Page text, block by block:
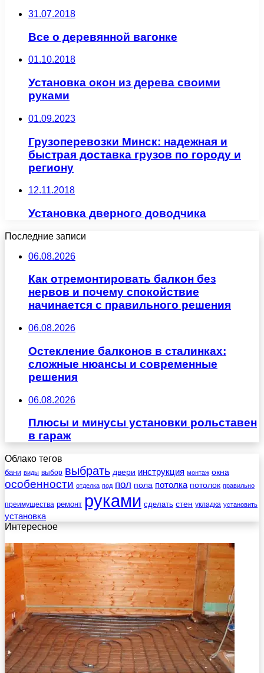
31.07.2018
Все о деревянной вагонке
01.10.2018
Установка окон из дерева своими
руками
01.09.2023
Грузоперевозки Минск: надежная и
быстрая доставка грузов по городу и
региону
12.11.2018
Установка дверного доводчика
Последние записи
06.08.2026
Как отремонтировать балкон без
нервов и почему спокойствие
начинается с правильного решения
06.08.2026
Остекление балконов в сталинках:
сложные нюансы и современные
решения
06.08.2026
Плюсы и минусы установки рольставен
в гараж
Облако тегов
бани виды выбор выбрать двери инструкция монтаж окна
особенности отделка под пол пола потолка потолок правильно
преимущества ремонт руками сделать стен укладка установить
установка
Интересное